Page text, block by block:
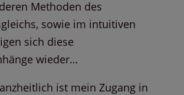
Methoden des
sowie im intuitiven
sich diese
wieder…
ist mein Zugang in